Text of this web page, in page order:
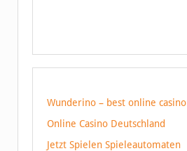
Wunderino – best online casino
Online Casino Deutschland
Jetzt Spielen Spieleautomaten